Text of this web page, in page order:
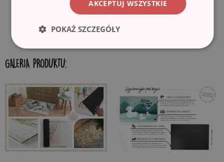
techniki sublimacji, co gwarantuje trwałe i wyraziste kolory oraz
GALERIA PRODUKTU:
AKCEPTUJ WSZYSTKIE
POKAŻ SZCZEGÓŁY